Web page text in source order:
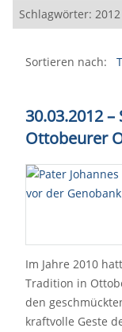
Schlagwörter: 2012
Sortieren nach:
30.03.2012
Ottobeurer
Im Jahre 2010
Tradition in
den
kraftvolle Geste